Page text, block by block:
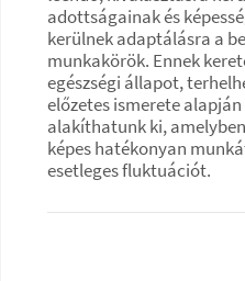
adottságainak és
kerülnek adaptálásra a
munkakörök. Ennek
egészségi állapot,
előzetes ismerete
alakíthatunk ki,
képes hatékonyan
esetleges fluktuációt.